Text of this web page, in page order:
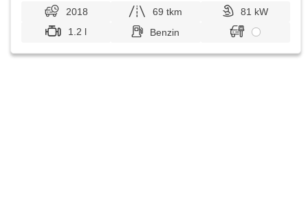
2018 69 tkm
81 kW
1.2 l
Benzin